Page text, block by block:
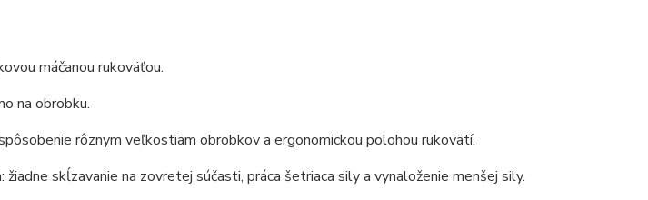
máčanou rukoväťou.
na obrobku.
rôznym veľkostiam obrobkov a ergonomickou polohou rukovätí.
žiadne skĺzavanie na zovretej súčasti, práca šetriaca sily a vynaloženie menšej sily.